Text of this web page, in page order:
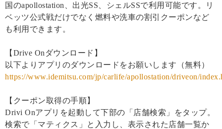
国のapollostation、出光SS、シェルSSで利用可能です。リ
ベッツ公式戦だけでなく燃料や洗車の割引クーポンなど
も利用できます。
【Drive Onダウンロード】
以下よりアプリのダウンロードをお願いします（無料）
https://www.idemitsu.com/jp/carlife/apollostation/driveon/
【クーポン取得の手順】
Drivi Onアプリを起動して下部の「店舗検索」をタップ。
検索で「マティクス」と入力し、表示された店舗一覧か